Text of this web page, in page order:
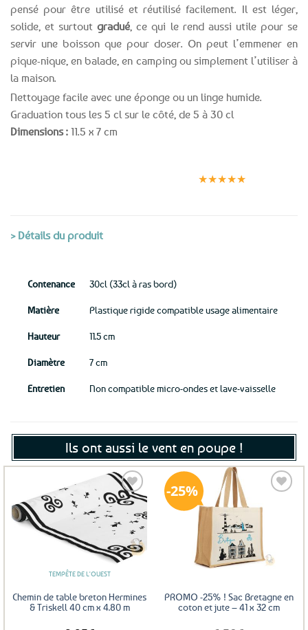
pensé pour être utilisé et réutilisé facilement. Il est léger,
solide, et surtoutgradué, ce qui le rend aussi utile pour se
servir une boisson que pour doser. On peut l’emmener en
pique-nique, en balade, en camping ou simplement l’utiliser à
la maison.
Nettoyage facile avec une éponge ou un linge humide.
Graduation tous les 5 cl sur le côté, de 5 à 30 cl
Dimensions : 11.5 x 7 cm
★★★★★
> Détails du produit
Contenance 30cl (33cl à ras bord)
Matière Plastique rigide compatible usage alimentaire
Hauteur 11.5 cm
Diamètre 7 cm
Entretien Non compatible micro-ondes et lave-vaisselle
Ils ont aussi le vent en poupe !
Ajouter
aux
favoris
TEMPÊTE DE L'OUEST
Chemin de table breton Hermines
& Triskell 40 cm x 4.80 m
25%
PROMO -25% ! Sac Bretagne en
coton et jute – 41 x 32 cm